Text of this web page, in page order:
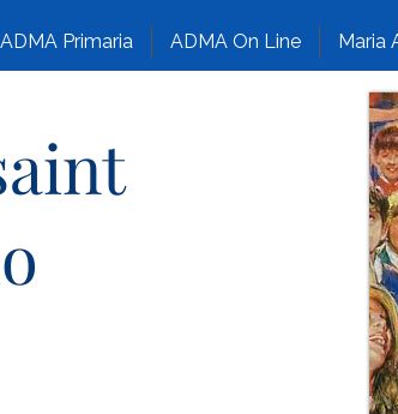
ADMA Primaria ADMA On Line Maria